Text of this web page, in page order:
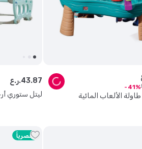
41
ليتل ستوري
ر.ع.43.87
حصرياً